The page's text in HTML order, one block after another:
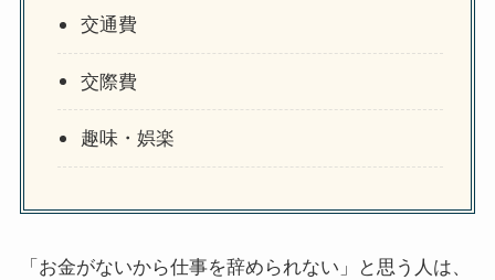
交通費
交際費
趣味・娯楽
「お金がないから仕事を辞められない」と思う人は、